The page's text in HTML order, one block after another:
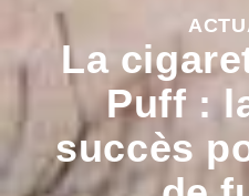
La
Puff :
succès